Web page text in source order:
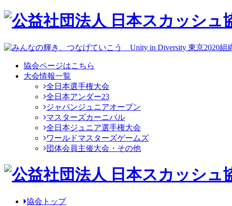
協会ページはこちら
大会情報一覧
全日本選手権大会
全日本アンダー23
ジャパンジュニアオープン
マスターズカーニバル
全日本ジュニア選手権大会
ワールドマスターズゲームズ
団体会員主催大会・その他
協会トップ